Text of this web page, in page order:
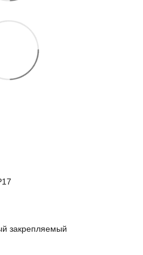
закрепляемый